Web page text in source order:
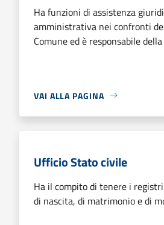
Ha funzioni di assistenza
amministrativa nei confronti
Comune ed è responsabile
VAI ALLA PAGINA
Ufficio Stato civile
Ha il compito di tenere i
di nascita, di matrimonio e di